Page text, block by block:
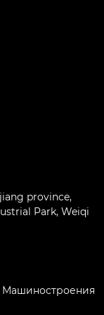
province,
Park, Weiqi
Машиностроения